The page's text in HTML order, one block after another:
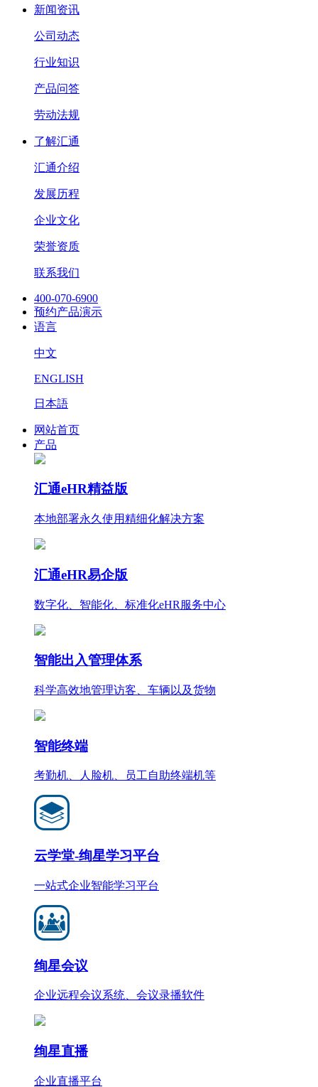
新闻资讯
公司动态
行业知识
产品问答
劳动法规
了解汇通
汇通介绍
发展历程
企业文化
荣誉资质
联系我们
400-070-6900
预约产品演示
语言
中文
ENGLISH
日本語
网站首页
产品
汇通eHR精益版
本地部署永久使用精细化解决方案
汇通eHR易企版
数字化、智能化、标准化eHR服务中心
智能出入管理体系
科学高效地管理访客、车辆以及货物
智能终端
考勤机、人脸机、员工自助终端机等
云学堂-绚星学习平台
一站式企业智能学习平台
绚星会议
企业远程会议系统、会议录播软件
绚星直播
企业直播平台